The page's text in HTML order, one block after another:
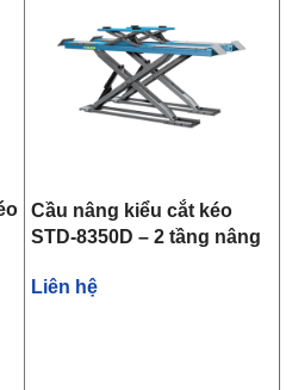
Cầu nâng kiểu cắt kéo
STD-8350D – 2 tầng nâng
Liên hệ